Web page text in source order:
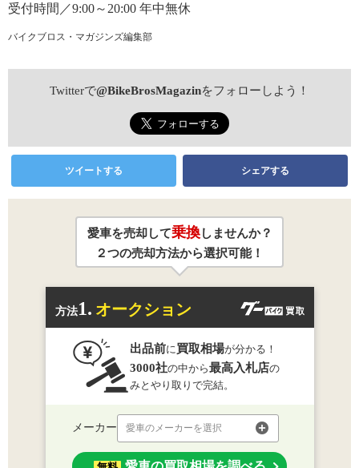
受付時間／9:00～20:00 年中無休
バイクブロス・マガジンズ編集部
Twitterで@BikeBrosMagazinをフォローしよう！
ツイートする シェアする
愛車を売却して乗換しませんか？
２つの売却方法から選択可能！
方法1. オークション
出品前に 買取相場が分かる！
3000社の中から最高入札店の
みとやり取りで完結。
メーカー 愛車のメーカーを選択